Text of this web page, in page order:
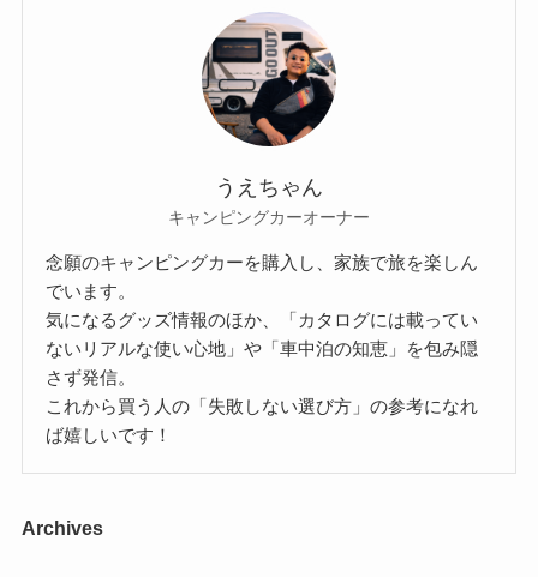
うえちゃん
キャンピングカーオーナー
念願のキャンピングカーを購入し、家族で旅を楽しん
でいます。
気になるグッズ情報のほか、「カタログには載ってい
ないリアルな使い心地」や「車中泊の知恵」を包み隠
さず発信。
これから買う人の「失敗しない選び方」の参考になれ
ば嬉しいです！
Archives